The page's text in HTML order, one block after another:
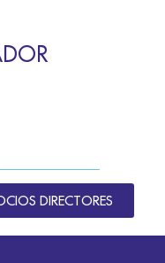
DIRECTORES